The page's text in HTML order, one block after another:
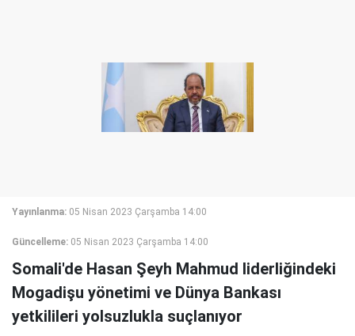
Yayınlanma: 05 Nisan 2023 Çarşamba 14:00
Güncelleme: 05 Nisan 2023 Çarşamba 14:00
Somali'de Hasan Şeyh Mahmud liderliğindeki
Mogadişu yönetimi ve Dünya Bankası
yetkilileri yolsuzlukla suçlanıyor